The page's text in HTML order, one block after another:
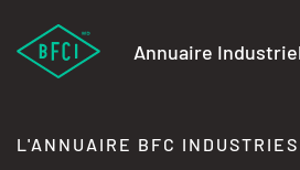
Annuaire
L'ANNUAIRE BFC INDUSTRIES